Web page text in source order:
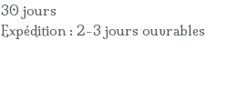
30 jours
Expédition : 2-3 jours ouvrables